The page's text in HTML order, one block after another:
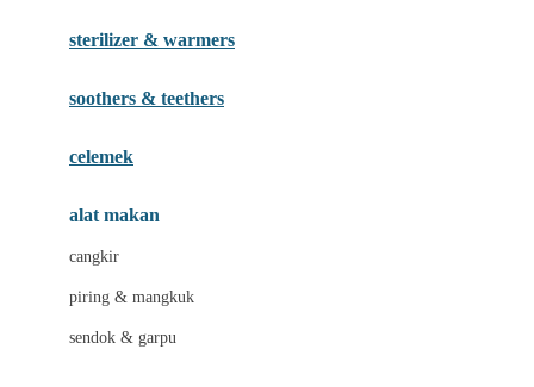
Hybrid
I
Inlacta DHA
Ivenet
sterilizer & warmers
soothers & teethers
celemek
alat makan
cangkir
piring & mangkuk
sendok & garpu